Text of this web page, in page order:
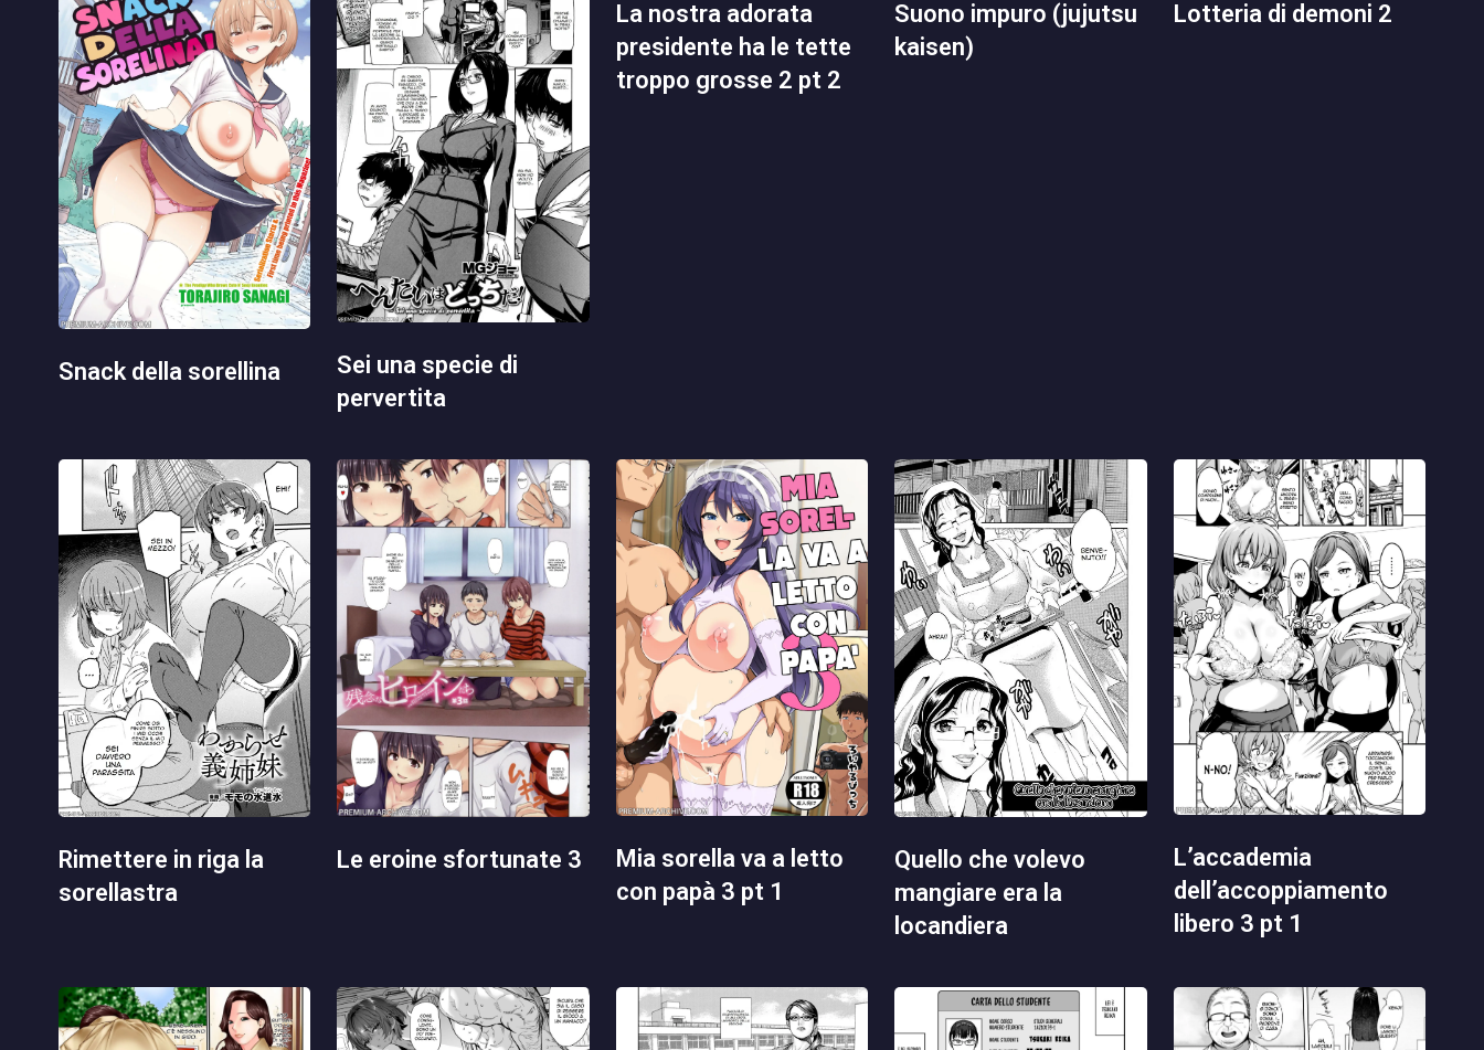
snack della sorellina
sei una specie di
pervertita
la nostra adorata
presidente ha le tette
troppo grosse 2 pt 2
suono impuro (jujutsu
kaisen)
lotteria di demoni 2
rimettere in riga la
sorellastra
le eroine sfortunate 3
mia sorella va a letto
con papà 3 pt 1
quello che volevo
mangiare era la
locandiera
l’accademia
dell’accoppiamento
libero 3 pt 1